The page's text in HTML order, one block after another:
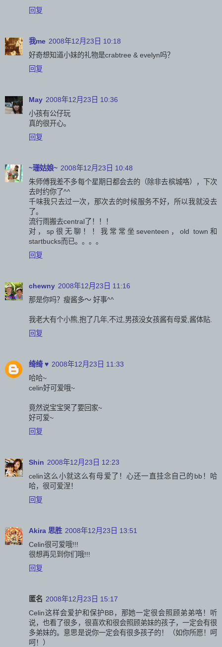
回复
我me 2008年12月23日 10:18
好奇想知道小妹的礼物是crabtree & evelyn吗？
回复
May 2008年12月23日 10:36
小孩有公仔玩
真的很开心。
回复
~珊姑娘~ 2008年12月23日 10:48
朱师傅我差不多每个星期日都会去的（除非去槟城咯），下次
去时约你了^^
千味我只去过一次，那次去的时候服务不好，所以我就没去
了。
流行雨搬去central了！！！
对，sp很无聊！！我常常坐seventeen，old town和
startbucks而已。。。。
回复
chewny 2008年12月23日 11:16
那是你吗？瘦酱多～ 好事^^
我老大有个小熊,抱了几年,不过,男孩没女孩酱有母爱,酱体贴.
回复
绮绮 ♥ 2008年12月23日 11:33
哈哈~
celin好可爱哦~
竟然说宝宝哭了要回家~
好可爱~
回复
Shin 2008年12月23日 12:23
celin这么小就这么有母爱了！心还一直挂念自己的bb！哈
哈，很可爱涅！
回复
Akira 思胜 2008年12月23日 13:51
Celin很可爱哦!!!
很想再见到你们哦!!!
回复
匿名 2008年12月23日 15:17
Celin这样会爱护和保护BB，那她一定很会照顾弟弟咯！听
说，也看了很多，很喜欢和很会照顾弟妹的孩子，一定会有很
多弟妹的。意思是说你一定会有很多孩子的！（如你所愿！呵
呵！）